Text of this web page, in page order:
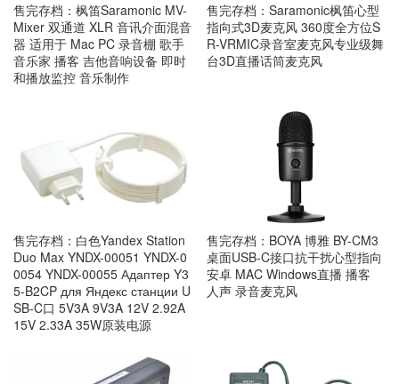
售完存档：枫笛Saramonic MV-
Mixer 双通道 XLR 音讯介面混音
器 适用于 Mac PC 录音棚 歌手
音乐家 播客 吉他音响设备 即时
和播放监控 音乐制作
售完存档：Saramonic枫笛心型
指向式3D麦克风 360度全方位S
R-VRMIC录音室麦克风专业级舞
台3D直播话筒麦克风
售完存档：白色Yandex Station
Duo Max YNDX-00051 YNDX-0
0054 YNDX-00055 Адаптер Y3
5-B2CP для Яндекс станции U
SB-C口 5V3A 9V3A 12V 2.92A
15V 2.33A 35W原装电源
售完存档：BOYA 博雅 BY-CM3
桌面USB-C接口抗干扰心型指向
安卓 MAC Windows直播 播客
人声 录音麦克风